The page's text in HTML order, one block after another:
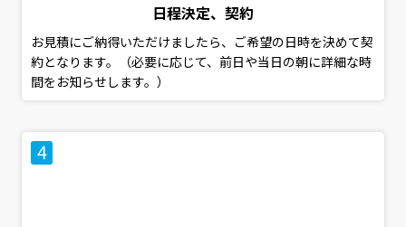
日程決定、契約
お見積にご納得いただけましたら、ご希望の日時を決めて契
約となります。（必要に応じて、前日や当日の朝に詳細な時
間をお知らせします。）